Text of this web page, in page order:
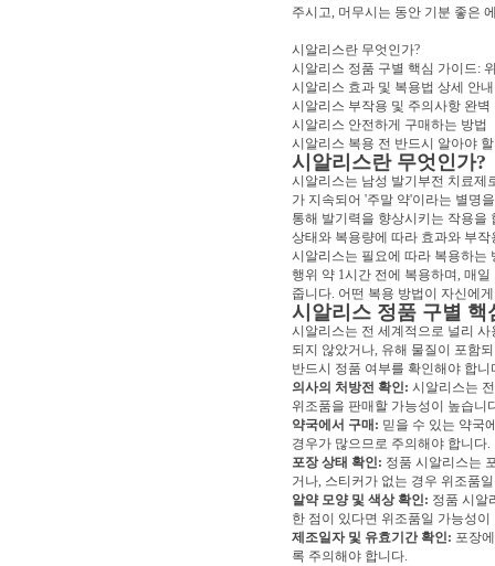
주시고, 머무시는 동안 기분 좋은
시알리스란 무엇인가?
시알리스 정품 구별 핵심 가이드:
시알리스 효과 및 복용법 상세 안내
시알리스 부작용 및 주의사항 완벽
시알리스 안전하게 구매하는 방법
시알리스 복용 전 반드시 알아야
시알리스란 무엇인가?
시알리스는 남성 발기부전 치료제
가 지속되어 '주말 약'이라는 별명
통해 발기력을 향상시키는 작용을
상태와 복용량에 따라 효과와 부
시알리스는 필요에 따라 복용하는
행위 약 1시간 전에 복용하며, 매
줍니다. 어떤 복용 방법이 자신에
시알리스 정품 구별
시알리스는 전 세계적으로 널리
되지 않았거나, 유해 물질이 포함
반드시 정품 여부를 확인해야 합
의사의 처방전 확인: 시알리스는
위조품을 판매할 가능성이 높습니
약국에서 구매: 믿을 수 있는 약국
경우가 많으므로 주의해야 합니다.
포장 상태 확인: 정품 시알리스는
거나, 스티커가 없는 경우 위조품
알약 모양 및 색상 확인: 정품 시알
한 점이 있다면 위조품일 가능성이
제조일자 및 유효기간 확인: 포장
록 주의해야 합니다.